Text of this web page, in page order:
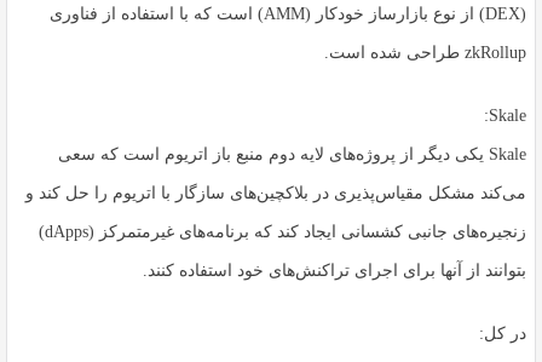
(DEX) از نوع بازارساز خودکار (AMM) است که با استفاده از فناوری
zkRollup طراحی شده است.
Skale:
Skale یکی دیگر از پروژه‌های لایه دوم منبع باز اتریوم است که سعی
می‌کند مشکل مقیاس‌پذیری در بلاکچین‌های سازگار با اتریوم را حل کند و
زنجیره‌های جانبی کشسانی ایجاد کند که برنامه‌های غیرمتمرکز (dApps)
بتوانند از آنها برای اجرای تراکنش‌های خود استفاده کنند.
در کل: